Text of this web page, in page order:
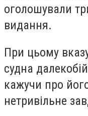
оголошували
видання.
При цьому
судна
кажучи про
нетривільне